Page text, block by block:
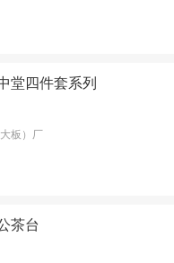
堂四件套系列
板）厂
茶台